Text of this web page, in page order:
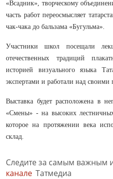
«Всадник», творческому
часть работ переосмысляет
чак-чака до бальзама «Бугульма».
Участники школ посещали
отечественных традиций
историей визуального языка
экспертами и работали над своими
Выставка будет расположена в
«Смены» - на высоких лестничных
которое на протяжении века
склад.
Следите за самым важным
канале Татмедиа